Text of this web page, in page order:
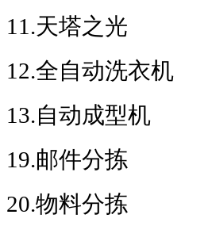
11.天塔之光
12.全自动洗衣机
13.自动成型机
19.邮件分拣
20.物料分拣